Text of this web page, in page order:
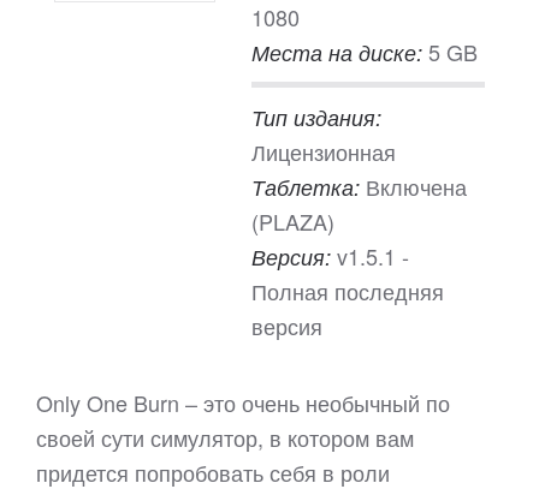
1080
Места на диске: 5 GB
Тип издания:
Лицензионная
Таблетка: Включена
(PLAZA)
Версия: v1.5.1 -
Полная последняя
версия
Only One Burn – это очень необычный по
своей сути симулятор, в котором вам
придется попробовать себя в роли